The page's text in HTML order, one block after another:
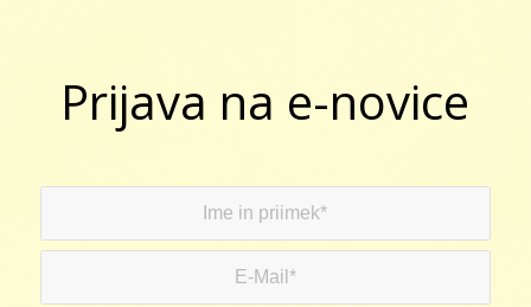
Prijava na e-novice